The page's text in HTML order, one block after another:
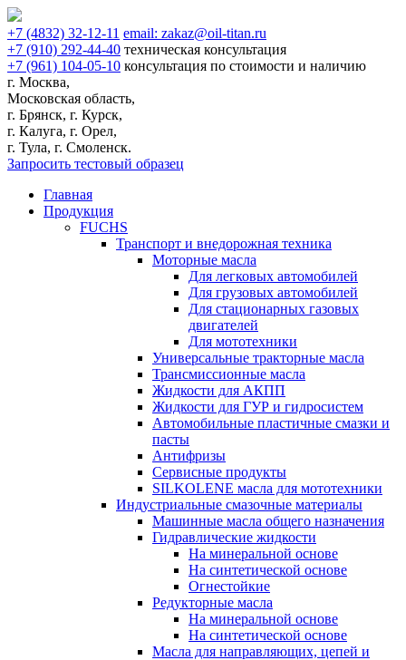
+7 (4832) 32-12-11 email: zakaz@oil-titan.ru
+7 (910) 292-44-40 техническая консультация
+7 (961) 104-05-10 консультация по стоимости и наличию
г. Москва,
Московская область,
г. Брянск, г. Курск,
г. Калуга, г. Орел,
г. Тула, г. Смоленск.
Запросить тестовый образец
Главная
Продукция
FUCHS
Транспорт и внедорожная техника
Моторные масла
Для легковых автомобилей
Для грузовых автомобилей
Для стационарных газовых
двигателей
Для мототехники
Универсальные тракторные масла
Трансмиссионные масла
Жидкости для АКПП
Жидкости для ГУР и гидросистем
Автомобильные пластичные смазки и
пасты
Антифризы
Сервисные продукты
SILKOLENE масла для мототехники
Индустриальные смазочные материалы
Машинные масла общего назначения
Гидравлические жидкости
На минеральной основе
На синтетической основе
Огнестойкие
Редукторные масла
На минеральной основе
На синтетической основе
Масла для направляющих, цепей и